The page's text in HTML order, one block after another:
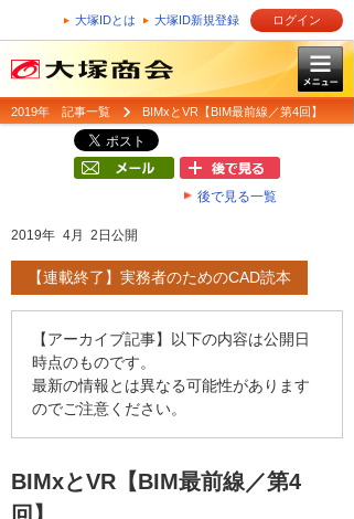
大塚IDとは 大塚ID新規登録 ログイン
2019年 記事一覧 BIMxとVR【BIM最前線／第4回】
後で見る一覧
2019年 4月 2日公開
【連載終了】実務者のためのCAD読本
【アーカイブ記事】以下の内容は公開日
時点のものです。
最新の情報とは異なる可能性があります
のでご注意ください。
BIMxとVR【BIM最前線／第4